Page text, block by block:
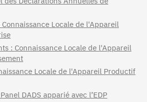
Connaissance Locale de l'Appareil
: Connaissance Locale de l'Appareil
Locale de l'Appareil Productif
DADS apparié avec l’EDP